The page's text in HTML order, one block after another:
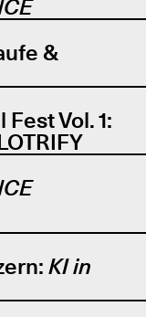
&
Vol. 1:
KI in